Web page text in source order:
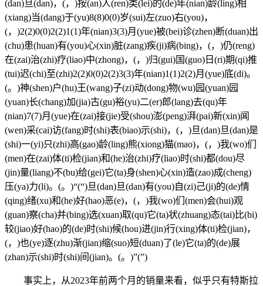
(dan)旦(dan)，(，)按(an)人(ren)类(lei)的(de)年(nian)龄(ling)相
(xiang)当(dang)于(yu)8(8)0(0)岁(sui)左(zuo)右(you)，
(，)2(2)0(0)2(2)1(1)年(nian)3(3)月(yue)被(bei)诊(zhen)断(duan)出
(chu)患(huan)有(you)心(xin)脏(zang)疾(ji)病(bing)，(，)仍(reng)
在(zai)治(zhi)疗(liao)中(zhong)，(，)归(gui)国(guo)日(ri)期(qi)推
(tui)迟(chi)至(zhi)2(2)0(0)2(2)3(3)年(nian)1(1)2(2)月(yue)底(di)。
(。)神(shen)户(hu)王(wang)子(zi)动(dong)物(wu)园(yuan)园
(yuan)长(chang)加(jia)古(gu)裕(yu)二(er)郎(lang)去(qu)年
(nian)7(7)月(yue)在(zai)接(jie)受(shou)澎(peng)湃(pai)新(xin)闻
(wen)采(cai)访(fang)时(shi)表(biao)示(shi)，(，)旦(dan)旦(dan)是
(shi)一(yi)只(zhi)高(gao)龄(ling)熊(xiong)猫(mao)，(，)我(wo)们
(men)在(zai)体(ti)检(jian)和(he)治(zhi)疗(liao)时(shi)都(dou)尽
(jin)量(liang)不(bu)给(gei)它(ta)身(shen)心(xin)造(zao)成(cheng)
压(ya)力(li)。(。)“(“)旦(dan)旦(dan)有(you)自(zi)己(ji)的(de)情
(qing)绪(xu)和(he)好(hao)恶(e)，(，)我(wo)们(men)会(hui)观
(guan)察(cha)并(bing)选(xuan)取(qu)它(ta)状(zhuang)态(tai)比(bi)
较(jiao)好(hao)的(de)时(shi)候(hou)进(jin)行(xing)体(ti)检(jian)，
(，)也(ye)逐(zhu)渐(jian)缩(suo)短(duan)了(le)它(ta)的(de)展
(zhan)示(shi)时(shi)间(jian)。(。)”(”)
事实上，从2023年前两个月的销量来看，似乎只有特斯拉